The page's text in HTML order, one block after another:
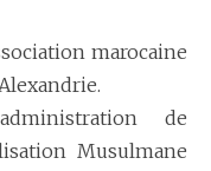
marocaine
de
Musulmane